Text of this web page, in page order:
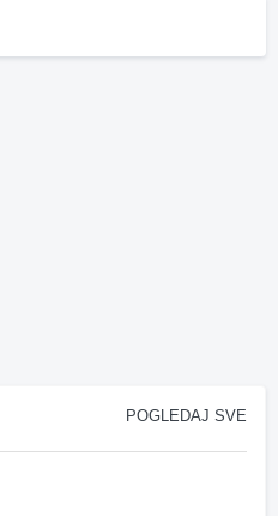
POGLEDAJ SVE